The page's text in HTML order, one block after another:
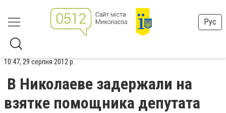
Рус
10:47, 29 серпня 2012 р.
В Николаеве задержали на
взятке помощника депутата